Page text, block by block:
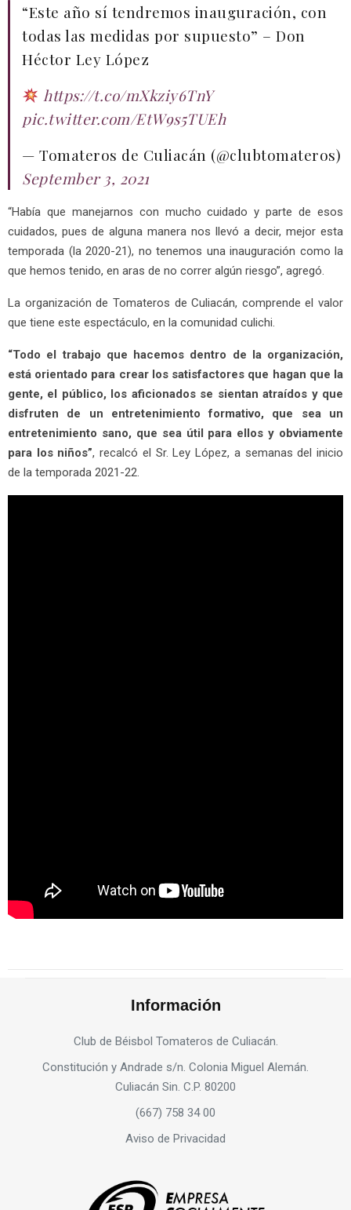
“Este año sí tendremos inauguración, con
todas las medidas por supuesto” – Don
Héctor Ley López
https://t.co/mXkziy6TnY
pic.twitter.com/EtW9s5TUEh
— Tomateros de Culiacán (@clubtomateros)
September 3, 2021
“Había que manejarnos con mucho cuidado y parte de esos
cuidados, pues de alguna manera nos llevó a decir, mejor esta
temporada (la 2020-21), no tenemos una inauguración como la
que hemos tenido, en aras de no correr algún riesgo”, agregó.
La organización de Tomateros de Culiacán, comprende el valor
que tiene este espectáculo, en la comunidad culichi.
“Todo el trabajo que hacemos dentro de la organización,
está orientado para crear los satisfactores que hagan que la
gente, el público, los aficionados se sientan atraídos y que
disfruten de un entretenimiento formativo, que sea un
entretenimiento sano, que sea útil para ellos y obviamente
para los niños”, recalcó el Sr. Ley López, a semanas del inicio
de la temporada 2021-22.
Información
Club de Béisbol Tomateros de Culiacán.
Constitución y Andrade s/n. Colonia Miguel Alemán.
Culiacán Sin. C.P. 80200
(667) 758 34 00
Aviso de Privacidad